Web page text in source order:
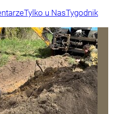
Tylko u NasTygodnik